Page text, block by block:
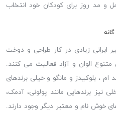
و مد روز برای کودکان خود انتخاب
ایرانی زیادی در کار طراحی و دوخت
الوان و آزاد فعالیت می کنند.
ام ، بلوکیدز و مانگو و خیلی برندهای
نیز برندهایی مانند پولونی، آدمک،
خوش نام و معتبر دیگر وجود دارند.